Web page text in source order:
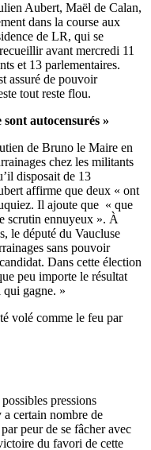
Aubert, Maël de Calan,
dans la course aux
de LR, qui se
avant mercredi 11
et 13 parlementaires.
assuré de pouvoir
tout reste flou.
autocensurés »
de Bruno le Maire en
chez les militants
disposait de 13
affirme que deux « ont
Il ajoute que « que
scrutin ennuyeux ». À
le député du Vaucluse
sans pouvoir
Dans cette élection
peu importe le résultat
qui gagne. »
volé comme le feu par
pressions
certain nombre de
peur de se fâcher avec
du favori de cette